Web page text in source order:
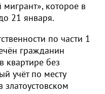
которое в
21 января.
по части 1
гражданин
квартире без
учёт по месту
златоустовском